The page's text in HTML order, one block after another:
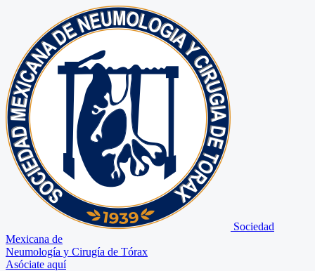
Sociedad
Mexicana de
Neumología y Cirugía de Tórax
Asóciate aquí